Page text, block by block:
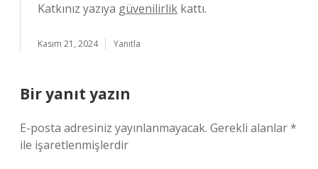
Katkınız yazıya güvenilirlik kattı.
Kasım 21, 2024 Yanıtla
Bir yanıt yazın
E-posta adresiniz yayınlanmayacak. Gerekli alanlar*
ile işaretlenmişlerdir